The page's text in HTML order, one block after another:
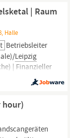
| Raum
Halle
Betriebsleiter
Leipzig
| Finanzieller
(Saale) |
| Job als
hour)